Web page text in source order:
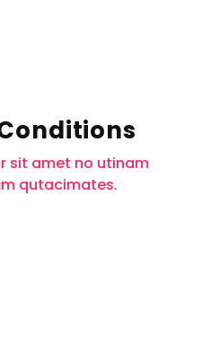
sit amet no utinam
qutacimates.